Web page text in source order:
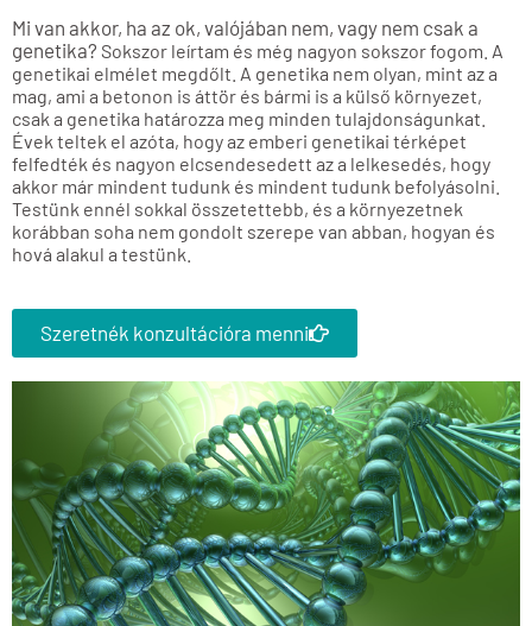
Mi van akkor, ha az ok, valójában nem, vagy nem csak a
genetika? Sokszor leírtam és még nagyon sokszor fogom. A
genetikai elmélet megdőlt. A genetika nem olyan, mint az a
mag, ami a betonon is áttör és bármi is a külső környezet,
csak a genetika határozza meg minden tulajdonságunkat.
Évek teltek el azóta, hogy az emberi genetikai térképet
felfedték és nagyon elcsendesedett az a lelkesedés, hogy
akkor már mindent tudunk és mindent tudunk befolyásolni.
Testünk ennél sokkal összetettebb, és a környezetnek
korábban soha nem gondolt szerepe van abban, hogyan és
hová alakul a testünk.
Szeretnék konzultációra menni